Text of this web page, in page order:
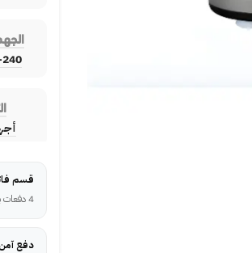
220-
قسم
4 دفعات بقيمة
دفع آمن